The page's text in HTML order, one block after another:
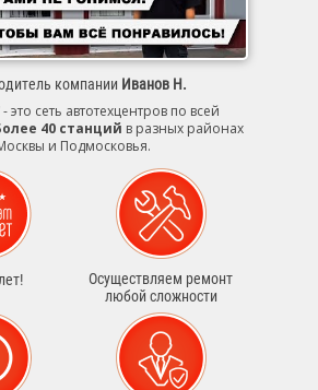
компании Иванов Н.
это сеть автотехцентров по всей
40 станций в разных районах
и Подмосковья.
Осуществляем ремонт
любой сложности